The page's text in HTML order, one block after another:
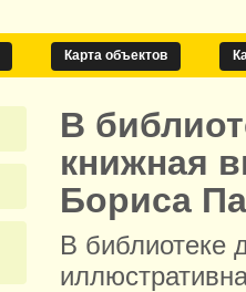
Карта объектов
В
книжная
Бориса
В библиотеке